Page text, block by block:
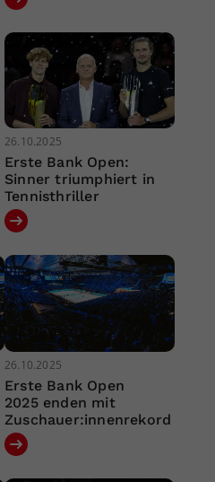
26.10.2025
Erste Bank Open:
Sinner triumphiert in
Tennisthriller
26.10.2025
Erste Bank Open
2025 enden mit
Zuschauer:innenrekord